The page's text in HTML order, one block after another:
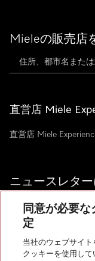
Mieleの販売店
直営店 Miele
直営店 Miele
ニュースレタ
お問い合わせ
同意が必要
定
当社のウェブサイ
クッキーを使用し